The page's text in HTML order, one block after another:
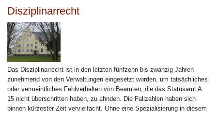
Disziplinarrecht
Das Disziplinarrecht ist in den letzten fünfzehn bis zwanzig Jahren
zunehmend von den Verwaltungen eingesetzt worden, um tatsächliches
oder vermeintliches Fehlverhalten von Beamten, die das Statusamt A
15 nicht überschritten haben, zu ahnden. Die Fallzahlen haben sich
binnen kürzester Zeit vervielfacht. Ohne eine Spezialisierung in diesem